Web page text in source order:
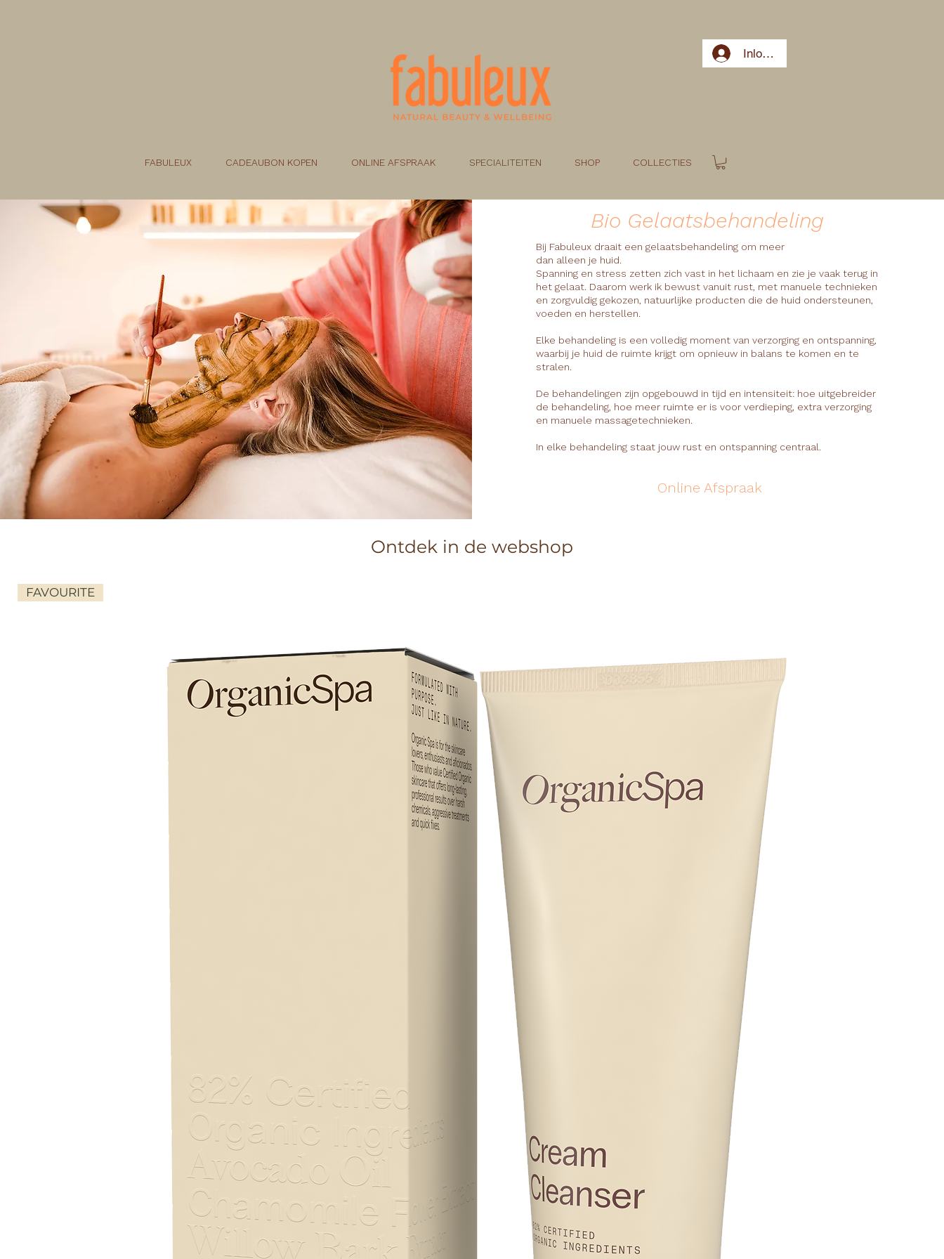
Inloggen
FABULEUX CADEAUBON KOPEN ONLINE AFSPRAAK SPECIALITEITEN SHOP COLLECTIES
Bio Gelaatsbehandeling
Bij Fabuleux draait een gelaatsbehandeling om meer
dan alleen je huid.
Spanning en stress zetten zich vast in het lichaam en zie je vaak terug in
het gelaat. Daarom werk ik bewust vanuit rust, met manuele technieken
en zorgvuldig gekozen, natuurlijke producten die de huid ondersteunen,
voeden en herstellen.
Elke behandeling is een volledig moment van verzorging en ontspanning,
waarbij je huid de ruimte krijgt om opnieuw in balans te komen en te
stralen.
De behandelingen zijn opgebouwd in tijd en intensiteit: hoe uitgebreider
de behandeling, hoe meer ruimte er is voor verdieping, extra verzorging
en manuele massagetechnieken.
In elke behandeling staat jouw rust en ontspanning centraal.
Online Afspraak
Ontdek in de webshop
FAVOURITE